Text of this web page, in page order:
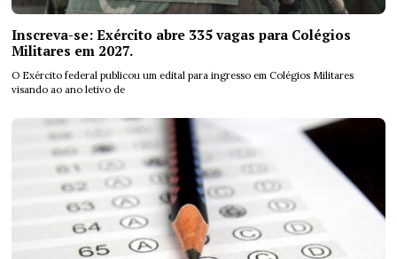
Inscreva-se: Exército abre 335 vagas para Colégios
Militares em 2027.
O Exército federal publicou um edital para ingresso em Colégios Militares
visando ao ano letivo de